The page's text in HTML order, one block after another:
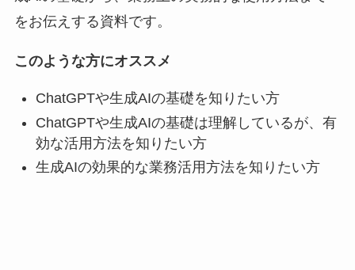
をお伝えする資料です。
このような方にオススメ
ChatGPTや生成AIの基礎を知りたい方
ChatGPTや生成AIの基礎は理解しているが、有
効な活用方法を知りたい方
生成AIの効果的な業務活用方法を知りたい方